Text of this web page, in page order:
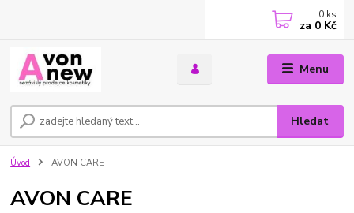
Menu
Hledat
0 ks
za 0 Kč
Úvod AVON CARE
AVON CARE